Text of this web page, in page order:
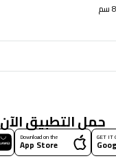
حمل التطبيق الآن
GET IT
Download on the
App Store